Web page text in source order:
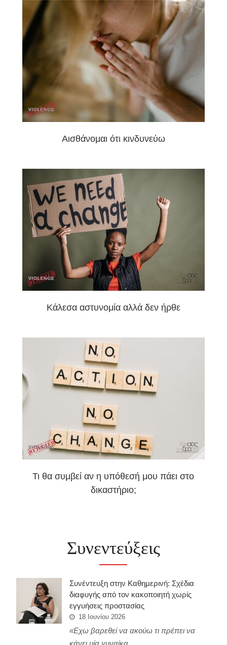
Αισθάνομαι ότι κινδυνεύω
Κάλεσα αστυνομία αλλά δεν ήρθε
Τι θα συμβεί αν η υπόθεσή μου πάει στο
δικαστήριο;
Συνεντεύξεις
Συνέντευξη στην Καθημερινή: Σχέδια
διαφυγής από τον κακοποιητή χωρίς
εγγυήσεις προστασίας
18 Ιουνίου 2026
«Εχω βαρεθεί να ακούω τι πρέπει να
κάνει μία γυναίκα.…